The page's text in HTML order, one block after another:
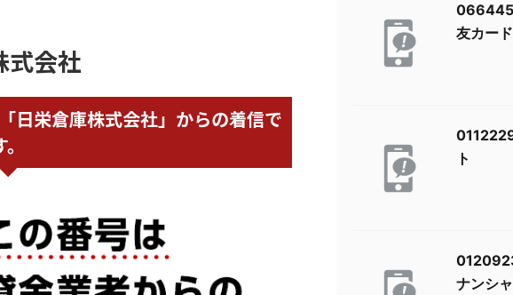
式会社
栄倉庫株式会社」からの着信で
友カード
ト
ナンシ